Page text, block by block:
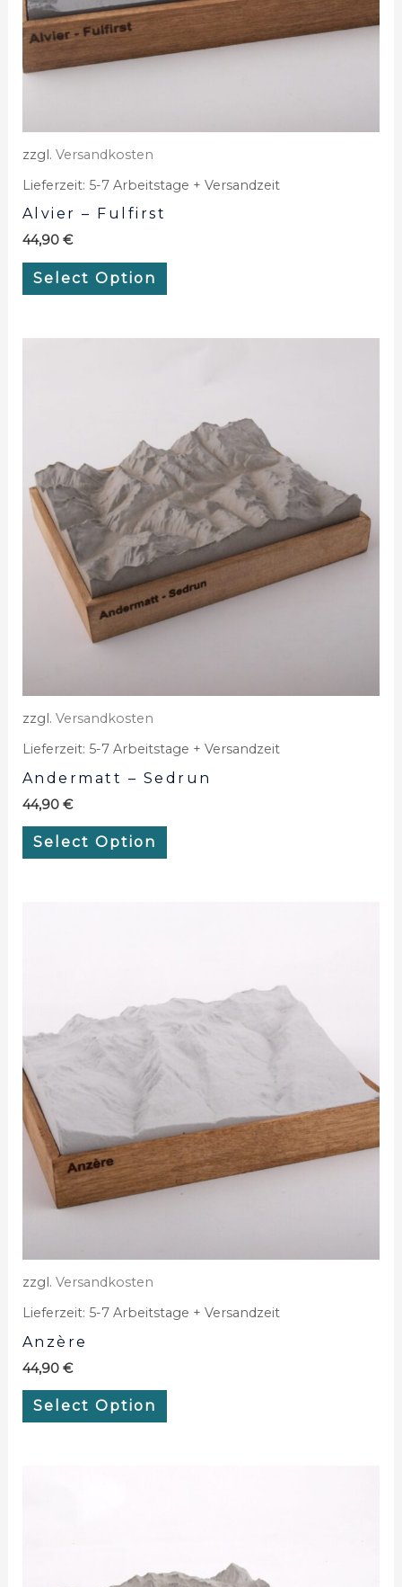
zzgl. Versandkosten
Lieferzeit: 5-7 Arbeitstage + Versandzeit
Alvier – Fulfirst
44,90 €
Select Option
zzgl. Versandkosten
Lieferzeit: 5-7 Arbeitstage + Versandzeit
Andermatt – Sedrun
44,90 €
Select Option
zzgl. Versandkosten
Lieferzeit: 5-7 Arbeitstage + Versandzeit
Anzère
44,90 €
Select Option